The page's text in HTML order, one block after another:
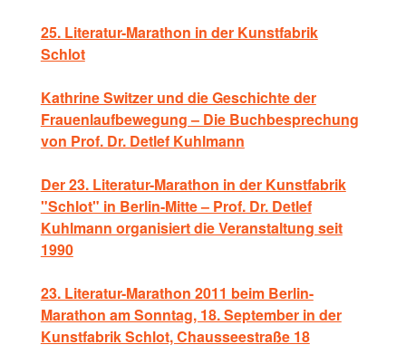
25. Literatur-Marathon in der Kunstfabrik
Schlot
Kathrine Switzer und die Geschichte der
Frauenlaufbewegung – Die Buchbesprechung
von Prof. Dr. Detlef Kuhlmann
Der 23. Literatur-Marathon in der Kunstfabrik
"Schlot" in Berlin-Mitte – Prof. Dr. Detlef
Kuhlmann organisiert die Veranstaltung seit
1990
23. Literatur-Marathon 2011 beim Berlin-
Marathon am Sonntag, 18. September in der
Kunstfabrik Schlot, Chausseestraße 18